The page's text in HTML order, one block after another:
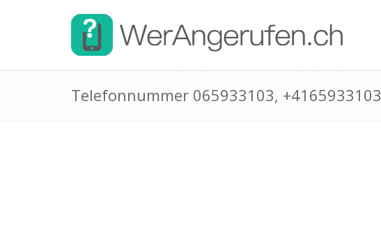
Telefonnummer 065933103, +4165933103